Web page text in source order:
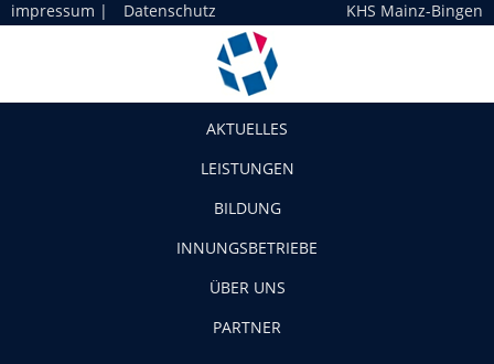
impressum | Datenschutz KHS Mainz-Bingen
AKTUELLES
LEISTUNGEN
BILDUNG
INNUNGSBETRIEBE
ÜBER UNS
PARTNER